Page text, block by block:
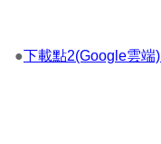
●下載點2(Google雲端)